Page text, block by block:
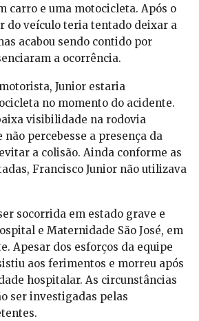
carro e uma motocicleta. Após o
do veículo teria tentado deixar a
acabou sendo contido por
a ocorrência.
Junior estaria
no momento do acidente.
visibilidade na rodovia
percebesse a presença da
a colisão. Ainda conforme as
Francisco Junior não utilizava
socorrida em estado grave e
e Maternidade São José, em
Apesar dos esforços da equipe
aos ferimentos e morreu após
hospitalar. As circunstâncias
ser investigadas pelas